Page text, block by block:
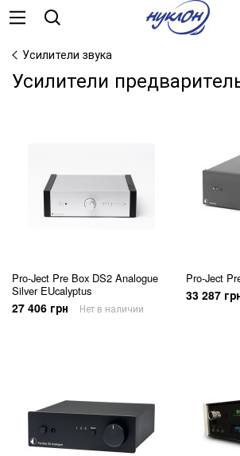
Усилители звука
Усилители
Pro-Ject Pre Box DS2 Analogue
Silver EUcalyptus
27 406 грн Нет в наличии
Pro-Ject
33 287